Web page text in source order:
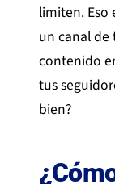
limiten. Eso
un canal de
contenido
tus
bien?